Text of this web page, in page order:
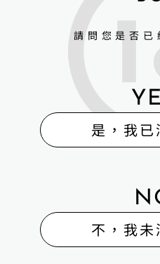
請問您是否
是，我已
不，我未